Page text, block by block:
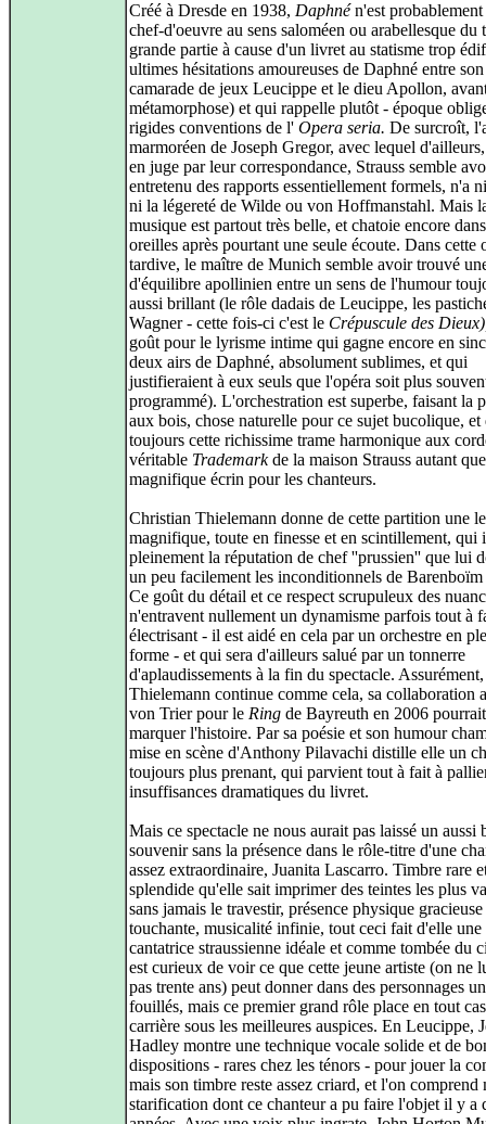
Créé à Dresde en 1938, Daphnén'est
chef-d'oeuvre au sens saloméen ou arabellesque du
grande partie à cause d'un livret au statisme trop
ultimes hésitations amoureuses de Daphné entre son
camarade de jeux Leucippe et le dieu Apollon,
métamorphose) et qui rappelle plutôt - époque
rigides conventions de l' Opera seria. De surcroît,
marmoréen de Joseph Gregor, avec lequel
en juge par leur correspondance, Strauss semble
entretenu des rapports essentiellement formels, n'a
ni la légereté de Wilde ou von Hoffmanstahl. Mais
musique est partout très belle, et chatoie encore
oreilles après pourtant une seule écoute. Dans cette
tardive, le maître de Munich semble avoir trouvé
d'équilibre apollinien entre un sens de l'humour
aussi brillant (le rôle dadais de Leucippe, les
Wagner - cette fois-ci c'est le Crépuscule des
goût pour le lyrisme intime qui gagne encore en
deux airs de Daphné, absolument sublimes, et qui
justifieraient à eux seuls que l'opéra soit plus
programmé). L'orchestration est superbe, faisant la
aux bois, chose naturelle pour ce sujet bucolique, et
toujours cette richissime trame harmonique aux
véritable Trademarkde la maison Strauss autant que
magnifique écrin pour les chanteurs.
Christian Thielemann donne de cette partition une
magnifique, toute en finesse et en scintillement, qui
pleinement la réputation de chef ''prussien'' que lui
un peu facilement les inconditionnels de
Ce goût du détail et ce respect scrupuleux des
n'entravent nullement un dynamisme parfois tout à
électrisant - il est aidé en cela par un orchestre en
forme - et qui sera d'ailleurs salué par un tonnerre
d'aplaudissements à la fin du spectacle.
Thielemann continue comme cela, sa collaboration
von Trier pour le Ring de Bayreuth en 2006
marquer l'histoire. Par sa poésie et son humour
mise en scène d'Anthony Pilavachi distille elle un
toujours plus prenant, qui parvient tout à fait à
insuffisances dramatiques du livret.
Mais ce spectacle ne nous aurait pas laissé un aussi
souvenir sans la présence dans le rôle-titre d'une
assez extraordinaire, Juanita Lascarro. Timbre rare
splendide qu'elle sait imprimer des teintes les plus
sans jamais le travestir, présence physique gracieuse
touchante, musicalité infinie, tout ceci fait d'elle une
cantatrice straussienne idéale et comme tombée du
est curieux de voir ce que cette jeune artiste (on ne
pas trente ans) peut donner dans des personnages
fouillés, mais ce premier grand rôle place en tout
carrière sous les meilleures auspices. En Leucippe,
Hadley montre une technique vocale solide et de
dispositions - rares chez les ténors - pour jouer la
mais son timbre reste assez criard, et l'on comprend
starification dont ce chanteur a pu faire l'objet il y a